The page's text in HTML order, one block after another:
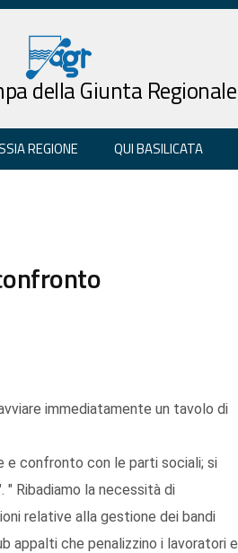
della Giunta Regionale
REGIONE QUI BASILICATA
immediatamente un tavolo di
e confronto con le parti sociali; si
Ribadiamo la necessità di
relative alla gestione dei bandi
appalti che penalizzino i lavoratori e